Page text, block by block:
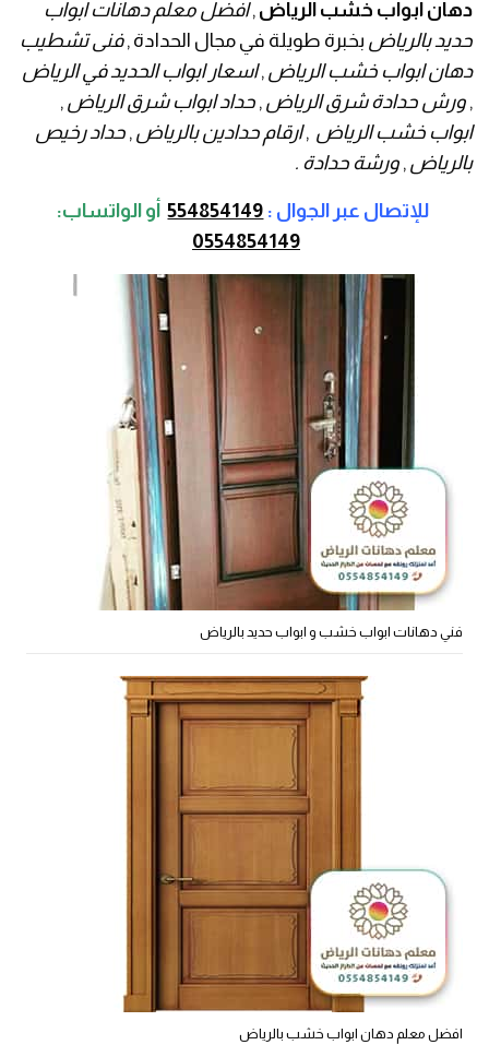
دهان ابواب خشب الرياض ,افضل معلم دهانات ابواب
حديد بالرياض بخبرة طويلة في مجال الحدادة ,فنى تشطيب
دهان ابواب خشب الرياض ,اسعار ابواب الحديد في الرياض
,ورش حدادة شرق الرياض ,حداد ابواب شرق الرياض ,
ابواب خشب الرياض ,ارقام حدادين بالرياض ,حداد رخيص
بالرياض ,ورشة حدادة .
للإتصال عبر الجوال : 554854149 أو الواتساب:
0554854149
فني دهانات ابواب خشب و ابواب حديد بالرياض
افضل معلم دهان ابواب خشب بالرياض